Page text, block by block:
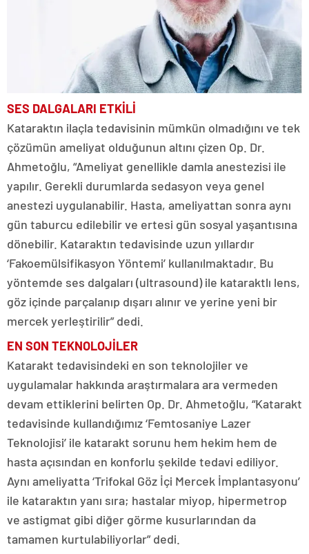
SES DALGALARI ETKİLİ
Kataraktın ilaçla tedavisinin mümkün olmadığını ve tek
çözümün ameliyat olduğunun altını çizen Op. Dr.
Ahmetoğlu, “Ameliyat genellikle damla anestezisi ile
yapılır. Gerekli durumlarda sedasyon veya genel
anestezi uygulanabilir. Hasta, ameliyattan sonra aynı
gün taburcu edilebilir ve ertesi gün sosyal yaşantısına
dönebilir. Kataraktın tedavisinde uzun yıllardır
‘Fakoemülsifikasyon Yöntemi’ kullanılmaktadır. Bu
yöntemde ses dalgaları (ultrasound) ile kataraktlı lens,
göz içinde parçalanıp dışarı alınır ve yerine yeni bir
mercek yerleştirilir” dedi.
EN SON TEKNOLOJİLER
Katarakt tedavisindeki en son teknolojiler ve
uygulamalar hakkında araştırmalara ara vermeden
devam ettiklerini belirten Op. Dr. Ahmetoğlu, “Katarakt
tedavisinde kullandığımız ‘Femtosaniye Lazer
Teknolojisi’ ile katarakt sorunu hem hekim hem de
hasta açısından en konforlu şekilde tedavi ediliyor.
Aynı ameliyatta ‘Trifokal Göz İçi Mercek İmplantasyonu’
ile kataraktın yanı sıra; hastalar miyop, hipermetrop
ve astigmat gibi diğer görme kusurlarından da
tamamen kurtulabiliyorlar” dedi.